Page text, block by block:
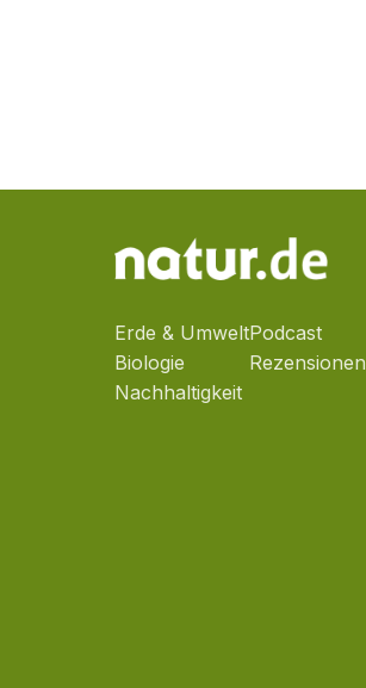
Erde & Umwelt
Biologie
Nachhaltigkeit
Podcast
Rezensionen